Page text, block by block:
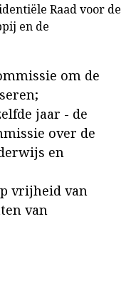
Raad voor de
en de
om de
jaar - de
over de
en
vrijheid van
van